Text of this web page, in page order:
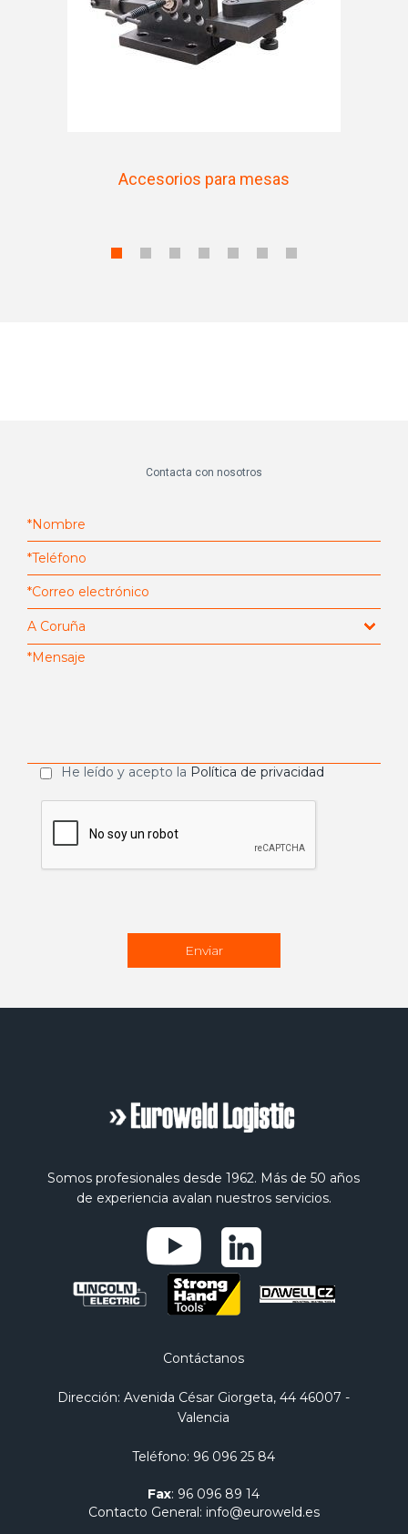
Accesorios para mesas
Contacta con nosotros
He leído y acepto la Política de privacidad
Somos profesionales desde 1962. Más de 50 años
de experiencia avalan nuestros servicios.
Contáctanos
Dirección: Avenida César Giorgeta, 44 46007 -
Valencia
Teléfono: 96 096 25 84
Fax: 96 096 89 14
Contacto General: info@euroweld.es